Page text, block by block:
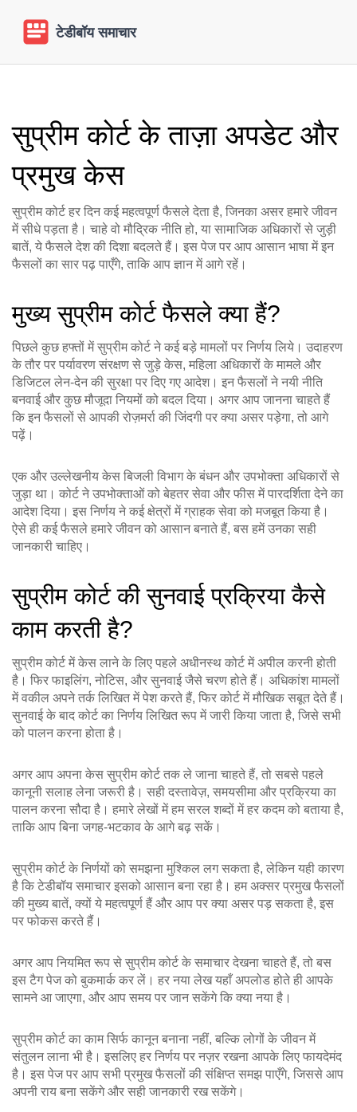
सुप्रीम कोर्ट के ताज़ा अपडेट और
प्रमुख केस
सुप्रीम कोर्ट हर दिन कई महत्वपूर्ण फैसले देता है, जिनका असर हमारे जीवन
में सीधे पड़ता है। चाहे वो मौद्रिक नीति हो, या सामाजिक अधिकारों से जुड़ी
बातें, ये फैसले देश की दिशा बदलते हैं। इस पेज पर आप आसान भाषा में इन
फैसलों का सार पढ़ पाएँगे, ताकि आप ज्ञान में आगे रहें।
मुख्य सुप्रीम कोर्ट फैसले क्या हैं?
पिछले कुछ हफ्तों में सुप्रीम कोर्ट ने कई बड़े मामलों पर निर्णय लिये। उदाहरण
के तौर पर पर्यावरण संरक्षण से जुड़े केस, महिला अधिकारों के मामले और
डिजिटल लेन‑देन की सुरक्षा पर दिए गए आदेश। इन फैसलों ने नयी नीति
बनवाई और कुछ मौजूदा नियमों को बदल दिया। अगर आप जानना चाहते हैं
कि इन फैसलों से आपकी रोज़मर्रा की जिंदगी पर क्या असर पड़ेगा, तो आगे
पढ़ें।
एक और उल्लेखनीय केस बिजली विभाग के बंधन और उपभोक्ता अधिकारों से
जुड़ा था। कोर्ट ने उपभोक्ताओं को बेहतर सेवा और फीस में पारदर्शिता देने का
आदेश दिया। इस निर्णय ने कई क्षेत्रों में ग्राहक सेवा को मजबूत किया है।
ऐसे ही कई फैसले हमारे जीवन को आसान बनाते हैं, बस हमें उनका सही
जानकारी चाहिए।
सुप्रीम कोर्ट की सुनवाई प्रक्रिया कैसे
काम करती है?
सुप्रीम कोर्ट में केस लाने के लिए पहले अधीनस्थ कोर्ट में अपील करनी होती
है। फिर फाइलिंग, नोटिस, और सुनवाई जैसे चरण होते हैं। अधिकांश मामलों
में वकील अपने तर्क लिखित में पेश करते हैं, फिर कोर्ट में मौखिक सबूत देते हैं।
सुनवाई के बाद कोर्ट का निर्णय लिखित रूप में जारी किया जाता है, जिसे सभी
को पालन करना होता है।
अगर आप अपना केस सुप्रीम कोर्ट तक ले जाना चाहते हैं, तो सबसे पहले
कानूनी सलाह लेना जरूरी है। सही दस्तावेज़, समयसीमा और प्रक्रिया का
पालन करना सौदा है। हमारे लेखों में हम सरल शब्दों में हर कदम को बताया है,
ताकि आप बिना जगह-भटकाव के आगे बढ़ सकें।
सुप्रीम कोर्ट के निर्णयों को समझना मुश्किल लग सकता है, लेकिन यही कारण
है कि टेडीबॉय समाचार इसको आसान बना रहा है। हम अक्सर प्रमुख फैसलों
की मुख्य बातें, क्यों ये महत्वपूर्ण हैं और आप पर क्या असर पड़ सकता है, इस
पर फोकस करते हैं।
अगर आप नियमित रूप से सुप्रीम कोर्ट के समाचार देखना चाहते हैं, तो बस
इस टैग पेज को बुकमार्क कर लें। हर नया लेख यहाँ अपलोड होते ही आपके
सामने आ जाएगा, और आप समय पर जान सकेंगे कि क्या नया है।
सुप्रीम कोर्ट का काम सिर्फ कानून बनाना नहीं, बल्कि लोगों के जीवन में
संतुलन लाना भी है। इसलिए हर निर्णय पर नज़र रखना आपके लिए फायदेमंद
है। इस पेज पर आप सभी प्रमुख फैसलों की संक्षिप्त समझ पाएँगे, जिससे आप
अपनी राय बना सकेंगे और सही जानकारी रख सकेंगे।